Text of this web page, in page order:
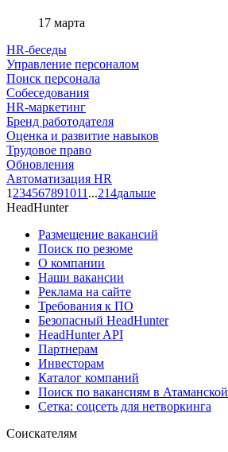
17 марта
HR-беседы
Управление персоналом
Поиск персонала
Собеседования
HR-маркетинг
Бренд работодателя
Оценка и развитие навыков
Трудовое право
Обновления
Автоматизация HR
1 234567891011 ...214дальше
HeadHunter
Размещение вакансий
Поиск по резюме
О компании
Наши вакансии
Реклама на сайте
Требования к ПО
Безопасный HeadHunter
HeadHunter API
Партнерам
Инвесторам
Каталог компаний
Поиск по вакансиям в Атаманской
Сетка: соцсеть для нетворкинга
Соискателям